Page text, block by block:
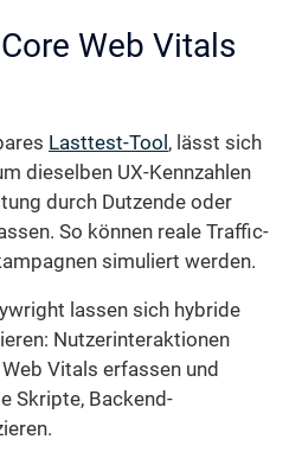
Web Vitals
Lasttest-Tool , lässt sich
dieselben UX-Kennzahlen
durch Dutzende oder
So können reale Traffic-
simuliert werden.
lassen sich hybride
Nutzerinteraktionen
Vitals erfassen und
Skripte, Backend-